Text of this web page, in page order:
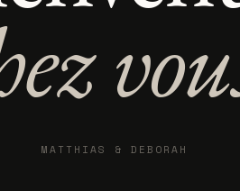
MATTHIAS & DEBORAH